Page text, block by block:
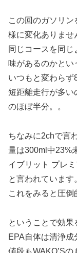
この回のガソリ
様に変化ありませ
同じコースを同
味があるのかと
いつもと変わら
短距離走行が多い
のほぼ半分。。
ちなみに2chで言
量は300ml中23%
イブリット プレ
と言われています
これをみると圧倒
ということで効果
EPA自体は清浄成
値段もWAKO’S